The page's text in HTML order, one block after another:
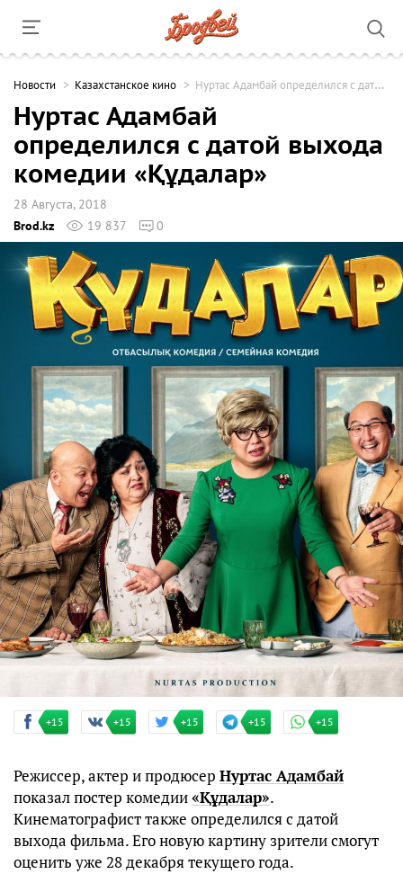
Новости Казахстанское кино Нуртас Адамбай определился с датой выхода комедии «Құдалар»
Нуртас Адамбай
определился с датой выхода
комедии «Құдалар»
28 Августа, 2018
Brod.kz
19 837 0
+15 +15 +15 +15 +15
Режиссер, актер и продюсер Нуртас Адамбай
показал постер комедии«Құдалар».
Кинематографист также определился с датой
выхода фильма. Его новую картину зрители смогут
оценить уже 28 декабря текущего года.